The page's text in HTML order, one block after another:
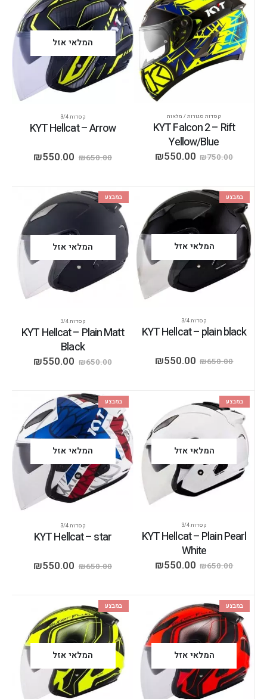
קסדות סגורות / מלאות
KYT Falcon 2 – Rift
Yellow/Blue
₪750.00
₪550.00
המלאי אזל
קסדות 3/4
KYT Hellcat – Arrow
₪650.00
₪550.00
במבצע
המלאי אזל
קסדות 3/4
KYT Hellcat – plain black
₪650.00
₪550.00
במבצע
המלאי אזל
קסדות 3/4
KYT Hellcat – Plain Matt
Black
₪650.00
₪550.00
במבצע
המלאי אזל
קסדות 3/4
KYT Hellcat – Plain Pearl
White
₪650.00
₪550.00
במבצע
המלאי אזל
קסדות 3/4
KYT Hellcat – star
₪650.00
₪550.00
במבצע
המלאי אזל
במבצע
המלאי אזל